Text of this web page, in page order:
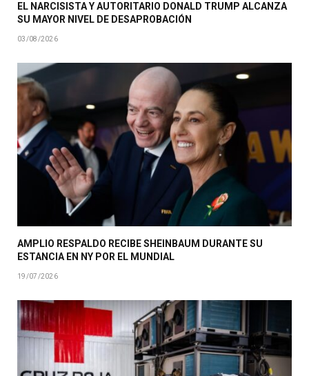
EL NARCISISTA Y AUTORITARIO DONALD TRUMP ALCANZA
SU MAYOR NIVEL DE DESAPROBACIÓN
03/08/2026
AMPLIO RESPALDO RECIBE SHEINBAUM DURANTE SU
ESTANCIA EN NY POR EL MUNDIAL
19/07/2026